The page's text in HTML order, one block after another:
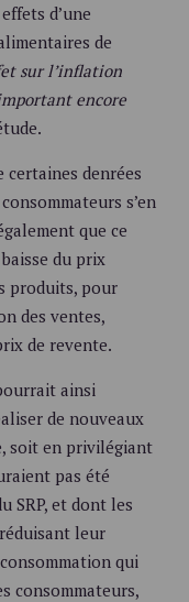
d’une
de
sur l’inflation
encore
denrées
s’en
que ce
du prix
produits, pour
des ventes,
de revente.
ainsi
de nouveaux
soit en privilégiant
pas été
SRP, et dont les
leur
qui
consommateurs,